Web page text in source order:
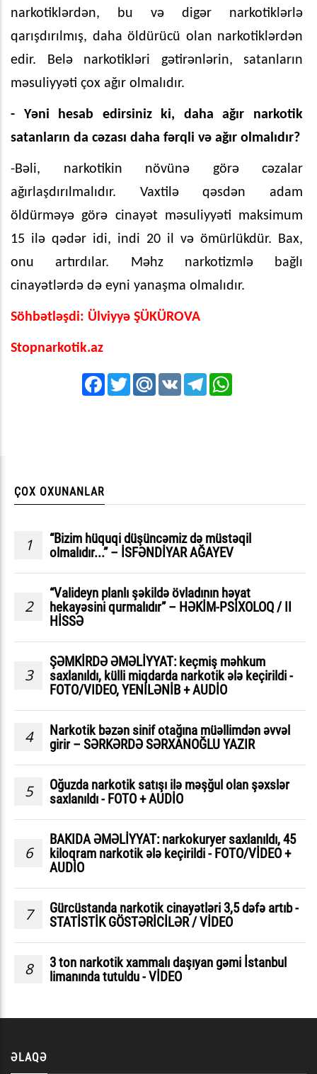
narkotiklərdən, bu və digər narkotiklərlə
qarışdırılmış, daha öldürücü olan narkotiklərdən
edir. Belə narkotikləri gətirənlərin, satanların
məsuliyyəti çox ağır olmalıdır.
- Yəni hesab edirsiniz ki, daha ağır narkotik
satanların da cəzası daha fərqli və ağır olmalıdır?
-Bəli, narkotikin növünə görə cəzalar
ağırlaşdırılmalıdır. Vaxtilə qəsdən adam
öldürməyə görə cinayət məsuliyyəti maksimum
15 ilə qədər idi, indi 20 il və ömürlükdür. Bax,
onu artırdılar. Məhz narkotizmlə bağlı
cinayətlərdə də eyni yanaşma olmalıdır.
Söhbətləşdi: Ülviyyə ŞÜKÜROVA
Stopnarkotik.az
FacebookTwitterMail.RuVK Telegram
ÇOX OXUNANLAR
1
“Bizim hüquqi düşüncəmiz də müstəqil
olmalıdır...” – İSFƏNDİYAR AĞAYEV
2
“Valideyn planlı şəkildə övladının həyat
hekayəsini qurmalıdır” – HƏKİM-PSİXOLOQ / II
HİSSƏ
3
ŞƏMKİRDƏ ƏMƏLİYYAT: keçmiş məhkum
saxlanıldı, külli miqdarda narkotik ələ keçirildi -
FOTO/VIDEO, YENİLƏNİB + AUDİO
4
Narkotik bəzən sinif otağına müəllimdən əvvəl
girir – SƏRKƏRDƏ SƏRXANOĞLU YAZIR
5
Oğuzda narkotik satışı ilə məşğul olan şəxslər
saxlanıldı - FOTO + AUDİO
6
BAKIDA ƏMƏLİYYAT: narkokuryer saxlanıldı, 45
kiloqram narkotik ələ keçirildi - FOTO/VİDEO +
AUDİO
7
Gürcüstanda narkotik cinayətləri 3,5 dəfə artıb -
STATİSTİK GÖSTƏRİCİLƏR / VİDEO
8
3 ton narkotik xammalı daşıyan gəmi İstanbul
limanında tutuldu - VİDEO
ƏLAQƏ